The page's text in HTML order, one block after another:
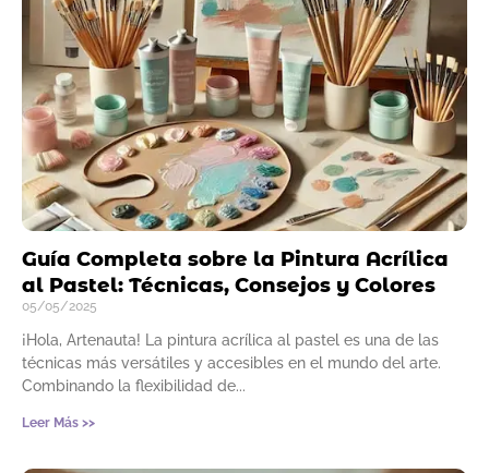
Guía Completa sobre la Pintura Acrílica
al Pastel: Técnicas, Consejos y Colores
05/05/2025
¡Hola, Artenauta! La pintura acrílica al pastel es una de las
técnicas más versátiles y accesibles en el mundo del arte.
Combinando la flexibilidad de
Leer Más >>